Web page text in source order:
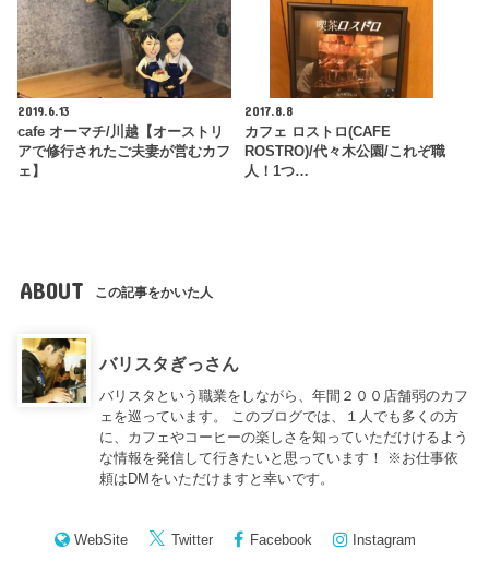
2019.6.13
cafe オーマチ/川越【オーストリ
アで修行されたご夫妻が営むカフ
ェ】
2017.8.8
カフェ ロストロ(CAFE
ROSTRO)/代々木公園/これぞ職
人！1つ…
ABOUT この記事をかいた人
バリスタぎっさん
バリスタという職業をしながら、年間２００店舗弱のカフ
ェを巡っています。 このブログでは、１人でも多くの方
に、カフェやコーヒーの楽しさを知っていただけけるよう
な情報を発信して行きたいと思っています！ ※お仕事依
頼はDMをいただけますと幸いです。
WebSite Twitter Facebook Instagram